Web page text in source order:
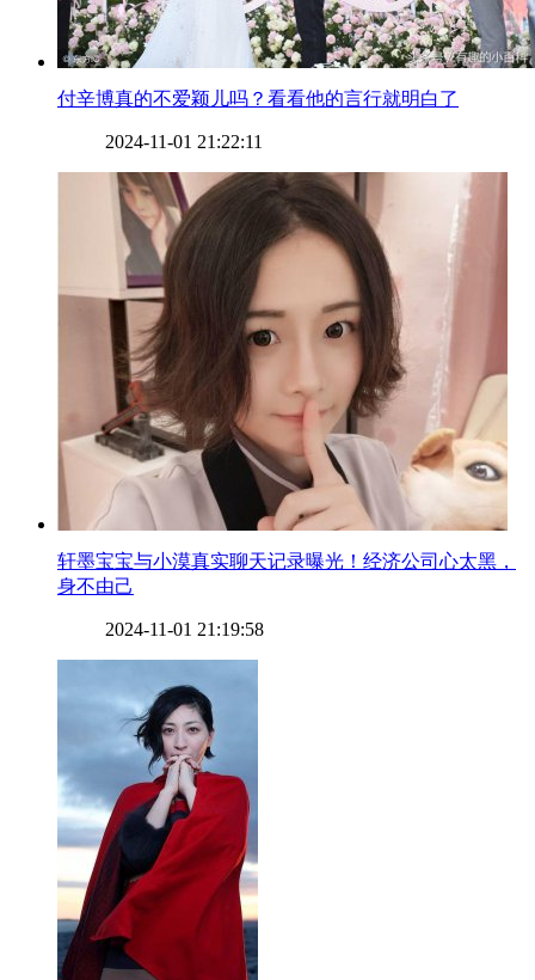
​付辛博真的不爱颖儿吗？看看他的言行就明白了
2024-11-01 21:22:11
​轩墨宝宝与小漠真实聊天记录曝光！经济公司心太黑，
身不由己
2024-11-01 21:19:58